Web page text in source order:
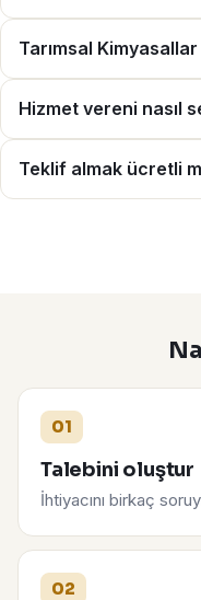
Tarımsal Kimyasallar
Hizmet vereni nasıl
Teklif almak ücretli
01
Talebini oluştur
İhtiyacını birkaç
02